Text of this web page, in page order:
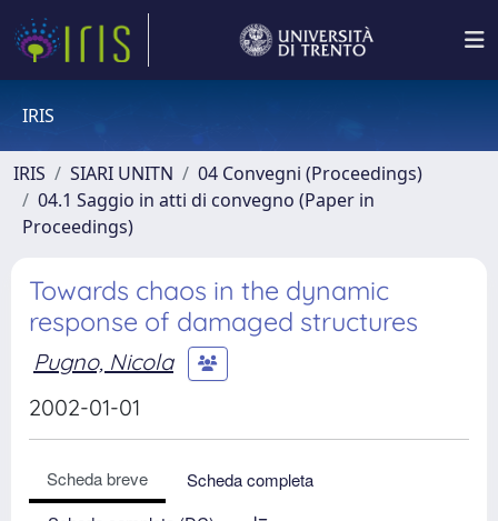
IRIS
IRIS SIARI UNITN
04 Convegni (Proceedings)
04.1 Saggio in atti di convegno (Paper in
Proceedings)
Towards chaos in the dynamic
response of damaged structures
Pugno, Nicola
2002-01-01
Scheda breve
Scheda completa